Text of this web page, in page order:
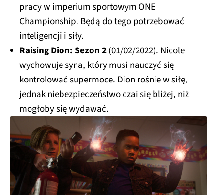
pracy w imperium sportowym ONE
Championship. Będą do tego potrzebować
inteligencji i siły.
Raising Dion: Sezon 2(01/02/2022). Nicole
wychowuje syna, który musi nauczyć się
kontrolować supermoce. Dion rośnie w siłę,
jednak niebezpieczeństwo czai się bliżej, niż
mogłoby się wydawać.